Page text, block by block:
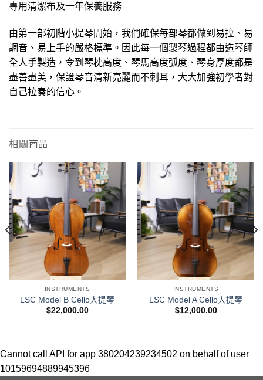
專用清潔布及一年保養服務
由第一部初階小提琴開始，我們確保每部琴都做到易拉、易
調音、易上手的嚴格標準。因此每一個製琴過程都由造琴師
全人手製造，令到琴枕高度、琴馬高度弧度、琴身厚度都是
盡善盡美，保證琴音清新亮麗而不刺耳，大大加強初學者對
自己拉奏的信心。
相關商品
INSTRUMENTS
LSC Model B Cello大提琴
$22,000.00
INSTRUMENTS
LSC Model A Cello大提琴
$12,000.00
Cannot call API for app 380204239234502 on behalf of user
10159694889945396